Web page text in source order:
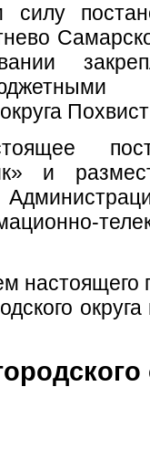
и
настоящего